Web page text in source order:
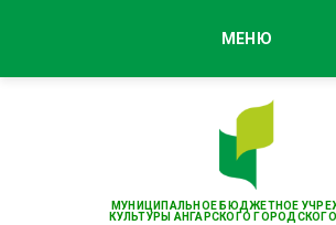
МУНИЦИПАЛЬНОЕ БЮДЖЕТНОЕ
КУЛЬТУРЫ АНГАРСКОГО
МЕНЮ